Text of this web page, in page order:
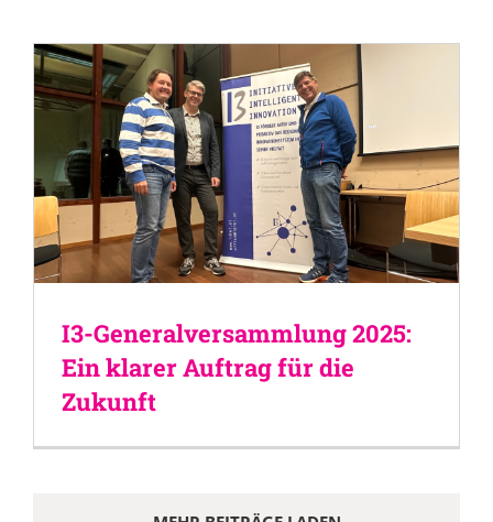
I3-Generalversammlung 2025:
Ein klarer Auftrag für die
Zukunft